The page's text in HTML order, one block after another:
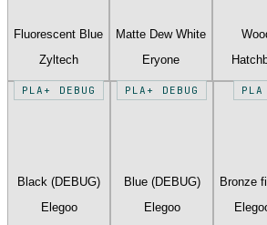
Fluorescent Blue
Zyltech
Matte Dew White
Eryone
PLA+ DEBUG
Black (DEBUG)
Elegoo
PLA+ DEBUG
Blue (DEBUG)
Elegoo
PLA
Bronze